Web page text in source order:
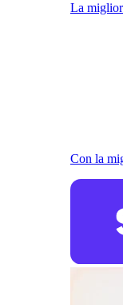
La
Con la